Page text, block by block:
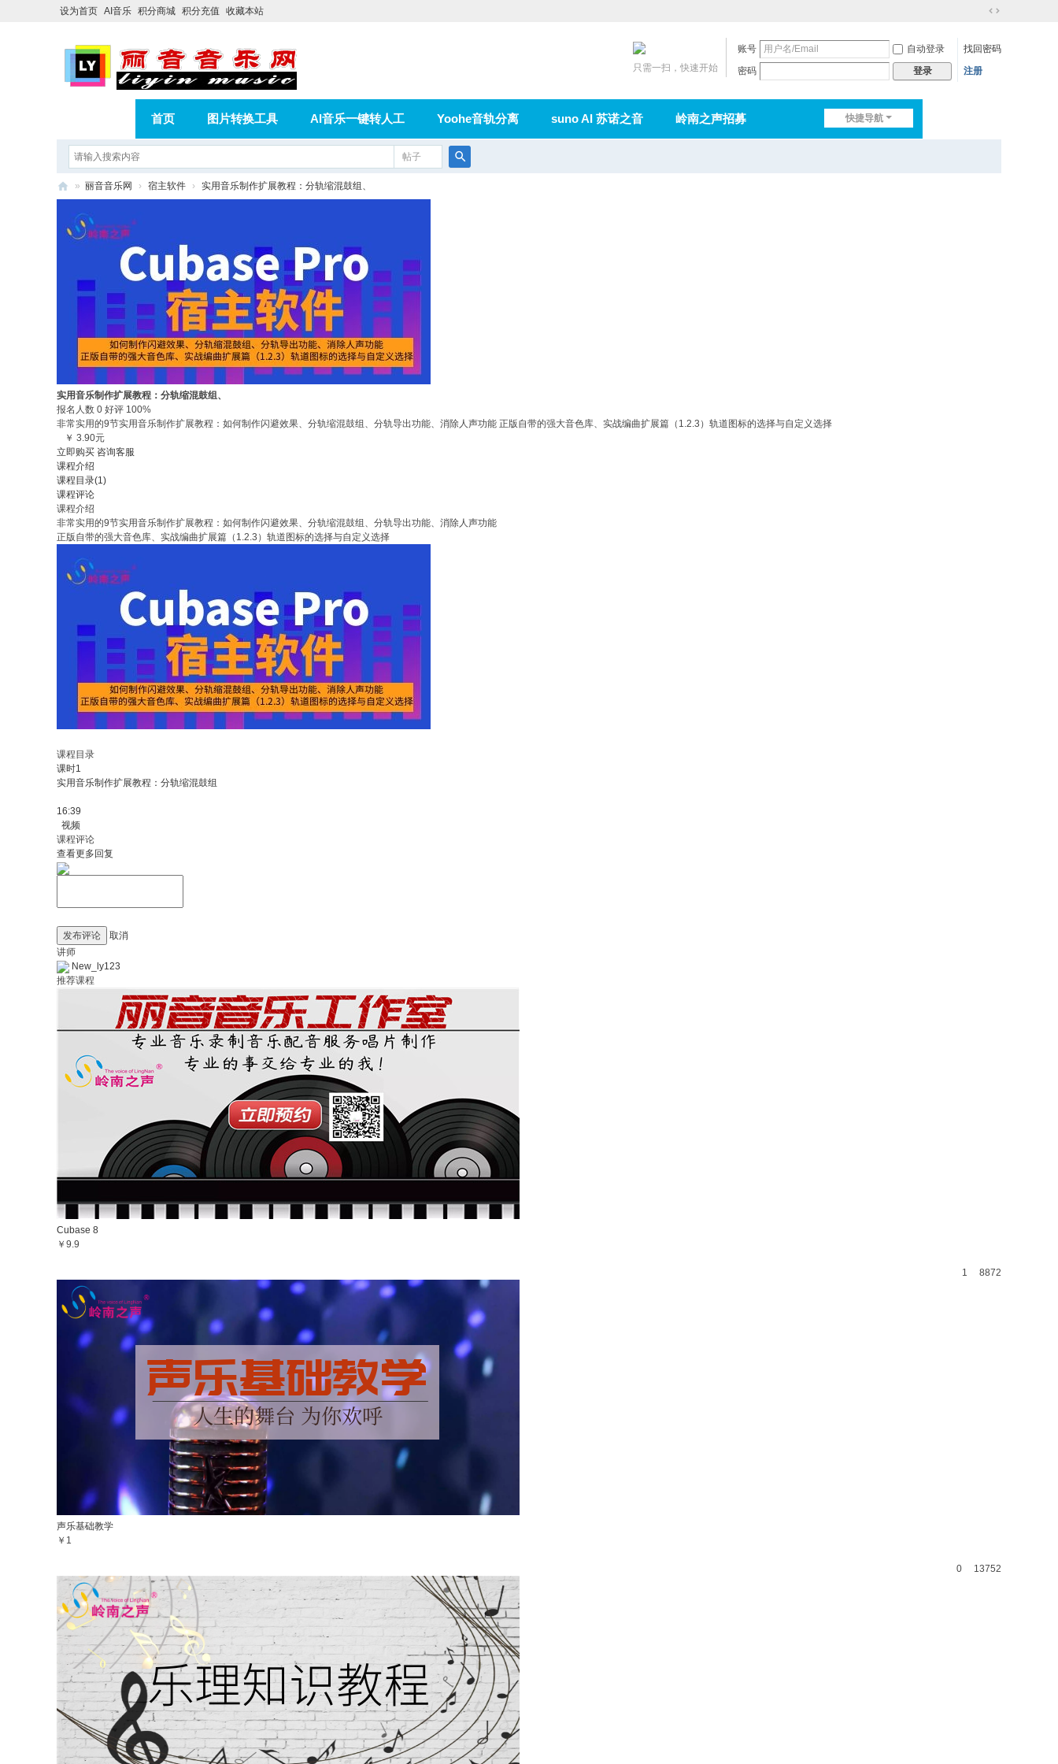
设为首页 AI音乐 积分商城 积分充值 收藏本站
到
账号 自动登录
找回密码
密码
登录 注册
只需一扫，快速开始
快捷导航
首页 图片转换工具 AI音乐一键转人工 Yoohe音轨分离 suno AI 苏诺之音 岭南之声招募
在线论坛
相册 分享 记录
帖子
» 丽音音乐网 › 宿主软件 › 实用音乐制作扩展教程：分轨缩混鼓组、
实用音乐制作扩展教程：分轨缩混鼓组、
报名人数 0 好评 100%
非常实用的9节实用音乐制作扩展教程：如何制作闪避效果、分轨缩混鼓组、分轨导出功能、消除人声功能 正版自带的强大音色库、实战编曲扩展篇（1.2.3）轨道图标的选择与自定义选择
￥ 3.90元
立即购买 咨询客服
课程介绍
课程目录(1)
课程评论
课程介绍
非常实用的9节实用音乐制作扩展教程：如何制作闪避效果、分轨缩混鼓组、分轨导出功能、消除人声功能
正版自带的强大音色库、实战编曲扩展篇（1.2.3）轨道图标的选择与自定义选择
课程目录
课时1
实用音乐制作扩展教程：分轨缩混鼓组
16:39
视频
课程评论
查看更多回复
发布评论
取消
讲师
New_ly123
推荐课程
Cubase 8
￥9.9
1 8872
声乐基础教学
￥1
0 13752